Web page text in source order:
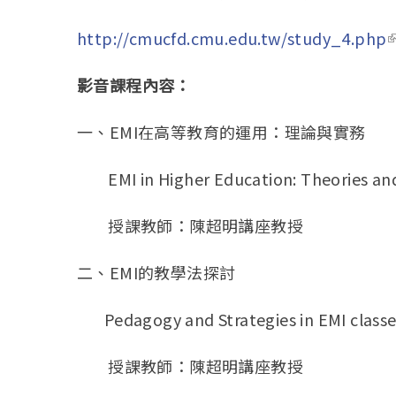
http://cmucfd.cmu.edu.tw/study_4.php
影音課程內容：
一、EMI在高等教育的運用：理論與實務
EMI in Higher Education: Theories
授課教師：陳超明講座教授
二、EMI的教學法探討
Pedagogy and Strategies in EMI
授課教師：陳超明講座教授